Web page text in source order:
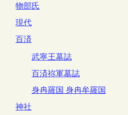
物部氏
現代
百済
武寧王墓誌
百済祢軍墓誌
身冉羅国 身冉牟羅国
神社